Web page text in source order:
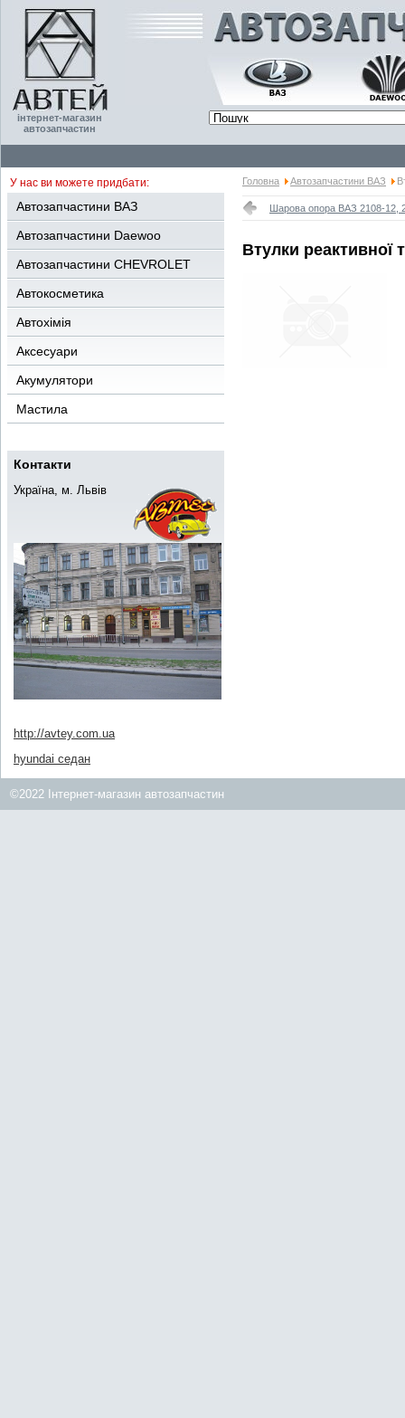
інтернет-магазин
автозапчастин
У нас ви можете придбати:
Автозапчастини ВАЗ
Автозапчастини Daewoo
Автозапчастини CHEVROLET
Автокосметика
Автохімія
Аксесуари
Акумулятори
Мастила
Контакти
Україна, м. Львів
http://avtey.com.ua
hyundai седан
Головна Автозапчастини ВАЗ
Шарова опора ВАЗ 2108-12,
Втулки
©2022 Інтернет-магазин автозапчастин